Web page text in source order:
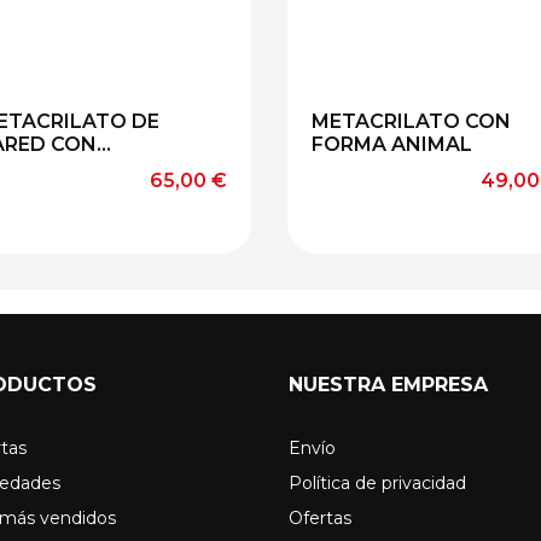
DE
CON...
Precio
65,00 €
METACRILATO CON
FORMA ANIMAL
vendidos
NUESTRA EMPRESA
Envío
Política de privacidad
Ofertas